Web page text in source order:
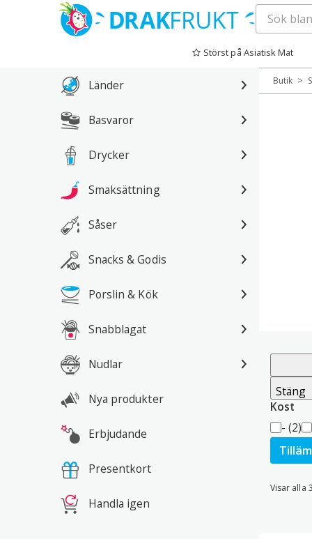
Hoppa
Störst på Asiatisk Mat
Länder
Basvaror
Drycker
Smaksättning
Såser
Snacks & Godis
Porslin & Kök
Snabblagat
Nudlar
Nya produkter
Erbjudande
Presentkort
Handla igen
Butik >
Stäng
Kost
Kost
- (2)
Visar alla